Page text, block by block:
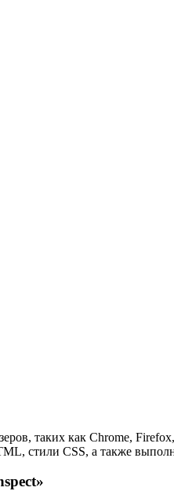
таких как Chrome,
стили CSS, а также